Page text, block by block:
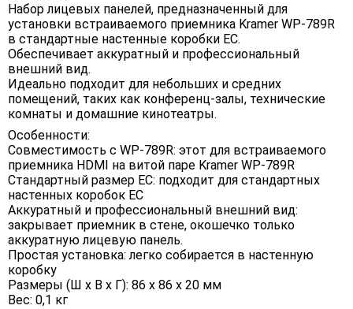
Набор лицевых панелей, предназначенный для
установки встраиваемого приемника Kramer WP-789R
в стандартные настенные коробки ЕС.
Обеспечивает аккуратный и профессиональный
внешний вид.
Идеально подходит для небольших и средних
помещений, таких как конференц-залы, технические
комнаты и домашние кинотеатры.
Особенности:
Совместимость с WP-789R: этот для встраиваемого
приемника HDMI на витой паре Kramer WP-789R
Стандартный размер ЕС: подходит для стандартных
настенных коробок ЕС
Аккуратный и профессиональный внешний вид:
закрывает приемник в стене, окошечко только
аккуратную лицевую панель.
Простая установка: легко собирается в настенную
коробку
Размеры (Ш х В х Г): 86 х 86 х 20 мм
Вес: 0,1 кг